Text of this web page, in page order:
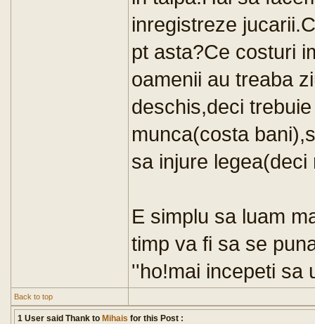
inregistreze
pt asta?Ce costuri
oamenii au treaba
deschis,deci
munca(costa
sa injure
E simplu sa luam
timp va fi sa se
''ho!mai incepeti sa
Back to top
1 User said Thank to Mihais for this Post :